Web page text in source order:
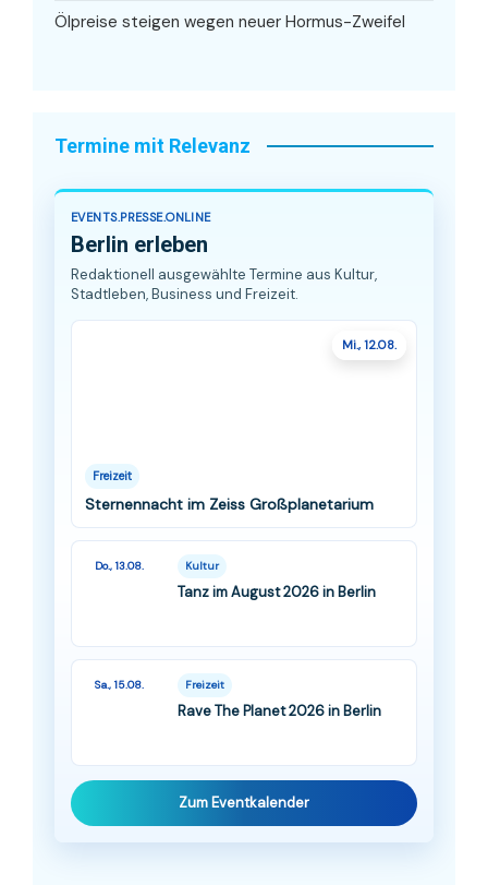
Ölpreise steigen wegen neuer Hormus-Zweifel
Termine mit Relevanz
EVENTS.PRESSE.ONLINE
Berlin erleben
Redaktionell ausgewählte Termine aus Kultur,
Stadtleben, Business und Freizeit.
Mi., 12.08.
Freizeit
Sternennacht im Zeiss Großplanetarium
Do., 13.08. Kultur
Tanz im August 2026 in Berlin
Sa., 15.08. Freizeit
Rave The Planet 2026 in Berlin
Zum Eventkalender